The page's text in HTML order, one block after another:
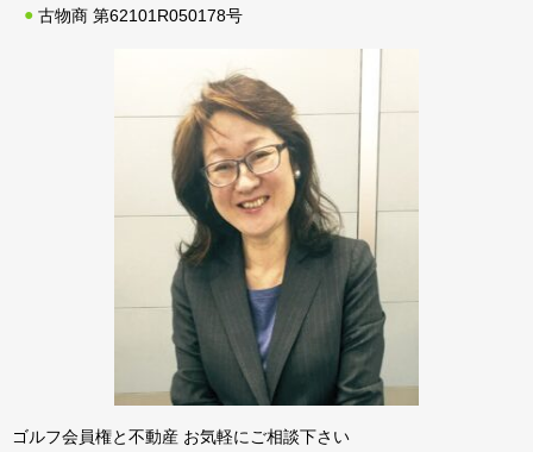
古物商 第62101R050178号
ゴルフ会員権と不動産 お気軽にご相談下さい